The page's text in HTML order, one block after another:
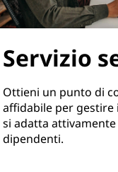
Servizio
Ottieni un punto di
affidabile per gestire
si adatta attivamente
dipendenti.